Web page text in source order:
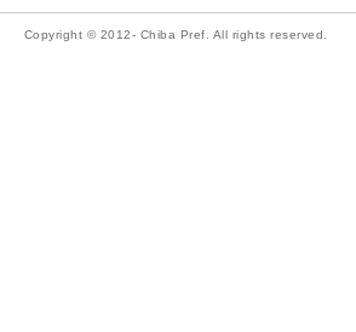
Copyright © 2012- Chiba Pref. All rights reserved.